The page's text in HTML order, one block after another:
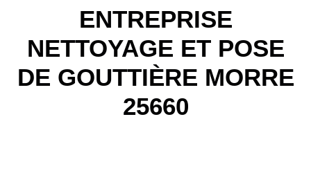
ENTREPRISE
NETTOYAGE ET POSE
DE GOUTTIÈRE MORRE
25660